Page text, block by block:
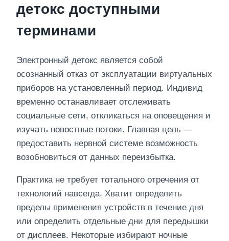
детокс доступными
терминами
Электронный детокс является собой
осознанный отказ от эксплуатации виртуальных
приборов на установленный период. Индивид
временно останавливает отслеживать
социальные сети, откликаться на оповещения и
изучать новостные потоки. Главная цель —
предоставить нервной системе возможность
возобновиться от данных переизбытка.
Практика не требует тотального отречения от
технологий навсегда. Хватит определить
пределы применения устройств в течение дня
или определить отдельные дни для передышки
от дисплеев. Некоторые избирают ночные